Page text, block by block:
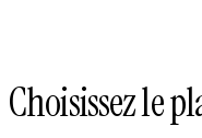
Choisissez le